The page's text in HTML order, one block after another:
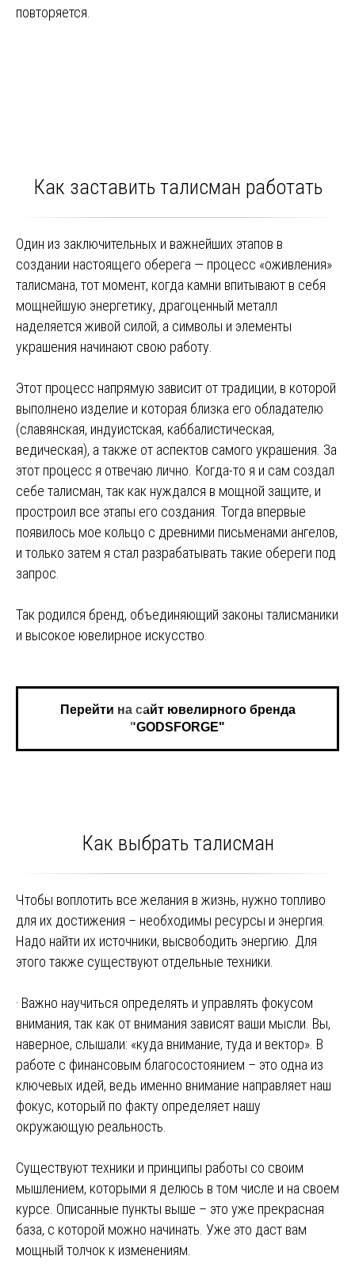
повторяется.
Как заставить талисман работать
Один из заключительных и важнейших этапов в
создании настоящего оберега — процесс «оживления»
талисмана, тот момент, когда камни впитывают в себя
мощнейшую энергетику, драгоценный металл
наделяется живой силой, а символы и элементы
украшения начинают свою работу.
Этот процесс напрямую зависит от традиции, в которой
выполнено изделие и которая близка его обладателю
(славянская, индуистская, каббалистическая,
ведическая), а также от аспектов самого украшения. За
этот процесс я отвечаю лично. Когда-то я и сам создал
себе талисман, так как нуждался в мощной защите, и
простроил все этапы его создания. Тогда впервые
появилось мое кольцо с древними письменами ангелов,
и только затем я стал разрабатывать такие обереги под
запрос.
Так родился бренд, объединяющий законы талисманики
и высокое ювелирное искусство.
Перейти на сайт ювелирного бренда
"GODSFORGE"
Как выбрать талисман
Чтобы воплотить все желания в жизнь, нужно топливо
для их достижения – необходимы ресурсы и энергия.
Надо найти их источники, высвободить энергию. Для
этого также существуют отдельные техники.
· Важно научиться определять и управлять фокусом
внимания, так как от внимания зависят ваши мысли. Вы,
наверное, слышали: «куда внимание, туда и вектор». В
работе с финансовым благосостоянием – это одна из
ключевых идей, ведь именно внимание направляет наш
фокус, который по факту определяет нашу
окружающую реальность.
Существуют техники и принципы работы со своим
мышлением, которыми я делюсь в том числе и на своем
курсе. Описанные пункты выше – это уже прекрасная
база, с которой можно начинать. Уже это даст вам
мощный толчок к изменениям.